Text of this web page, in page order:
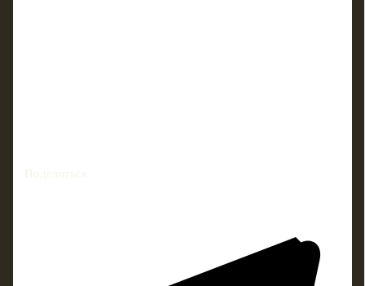
Поделиться